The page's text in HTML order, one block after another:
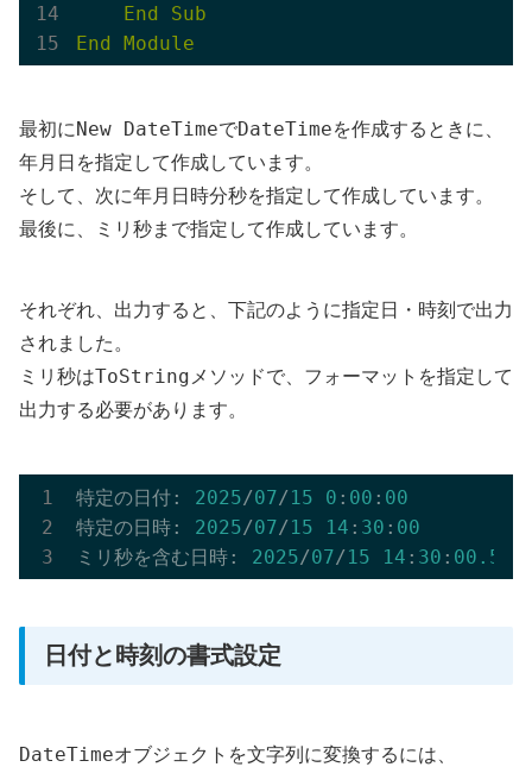
End
Sub
End
Module
最初に New DateTimeでDateTimeを作成するときに、
年月日を指定して作成しています。
そして、次に年月日時分秒を指定して作成しています。
最後に、ミリ秒まで指定して作成しています。
それぞれ、出力すると、下記のように指定日・時刻で出力
されました。
ミリ秒はToString メソッドで、フォーマットを指定して
出力する必要があります。
特定の日付: 2025/07/15 0 : 00 : 00
特定の日時: 2025/07/15 14 : 30 : 00
ミリ秒を含む日時: 2025/07/15 14 : 30 : 00.500
日付と時刻の書式設定
DateTimeオブジェクトを文字列に変換するには、